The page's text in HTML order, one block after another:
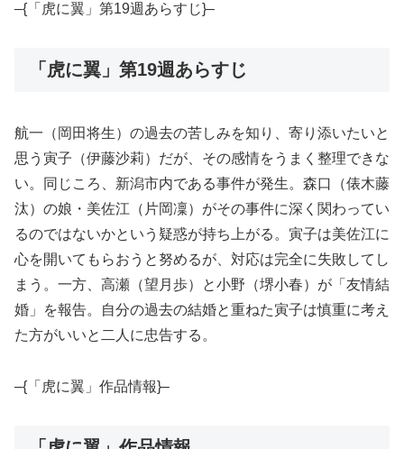
–{「虎に翼」第19週あらすじ}–
「虎に翼」第19週あらすじ
航一（岡田将生）の過去の苦しみを知り、寄り添いたいと
思う寅子（伊藤沙莉）だが、その感情をうまく整理できな
い。同じころ、新潟市内である事件が発生。森口（俵木藤
汰）の娘・美佐江（片岡凜）がその事件に深く関わってい
るのではないかという疑惑が持ち上がる。寅子は美佐江に
心を開いてもらおうと努めるが、対応は完全に失敗してし
まう。一方、高瀬（望月歩）と小野（堺小春）が「友情結
婚」を報告。自分の過去の結婚と重ねた寅子は慎重に考え
た方がいいと二人に忠告する。
–{「虎に翼」作品情報}–